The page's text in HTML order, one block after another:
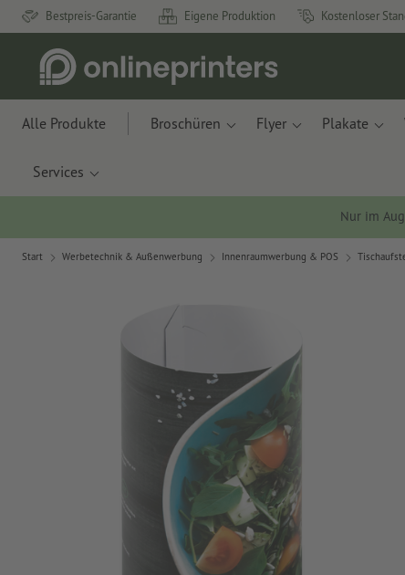
Bestpreis-Garantie Eigene Produktion Kostenloser
Alle Produkte Broschüren Flyer Plakate
Services
Nur im
Start Werbetechnik & Außenwerbung Innenraumwerbung & POS